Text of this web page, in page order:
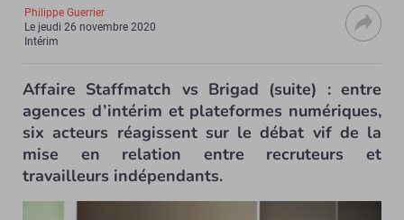
Philippe Guerrier
Le jeudi 26 novembre 2020
Intérim
Affaire Staffmatch vs Brigad (suite) : entre
agences d’intérim et plateformes numériques,
six acteurs réagissent sur le débat vif de la
mise en relation entre recruteurs et
travailleurs indépendants.